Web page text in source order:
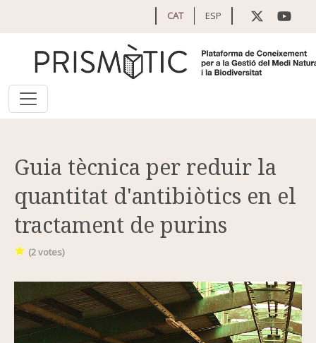
CAT ESP
Guia tècnica per reduir la
quantitat d'antibiòtics en el
tractament de purins
(2votes)